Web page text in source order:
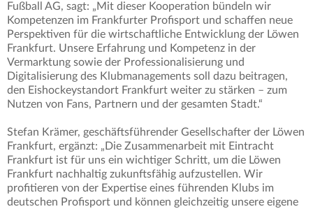
Fußball AG, sagt: „Mit dieser Kooperation bündeln wir
Kompetenzen im Frankfurter Profisport und schaffen neue
Perspektiven für die wirtschaftliche Entwicklung der Löwen
Frankfurt. Unsere Erfahrung und Kompetenz in der
Vermarktung sowie der Professionalisierung und
Digitalisierung des Klubmanagements soll dazu beitragen,
den Eishockeystandort Frankfurt weiter zu stärken – zum
Nutzen von Fans, Partnern und der gesamten Stadt.“
Stefan Krämer, geschäftsführender Gesellschafter der Löwen
Frankfurt, ergänzt: „Die Zusammenarbeit mit Eintracht
Frankfurt ist für uns ein wichtiger Schritt, um die Löwen
Frankfurt nachhaltig zukunftsfähig aufzustellen. Wir
profitieren von der Expertise eines führenden Klubs im
deutschen Profisport und können gleichzeitig unsere eigene